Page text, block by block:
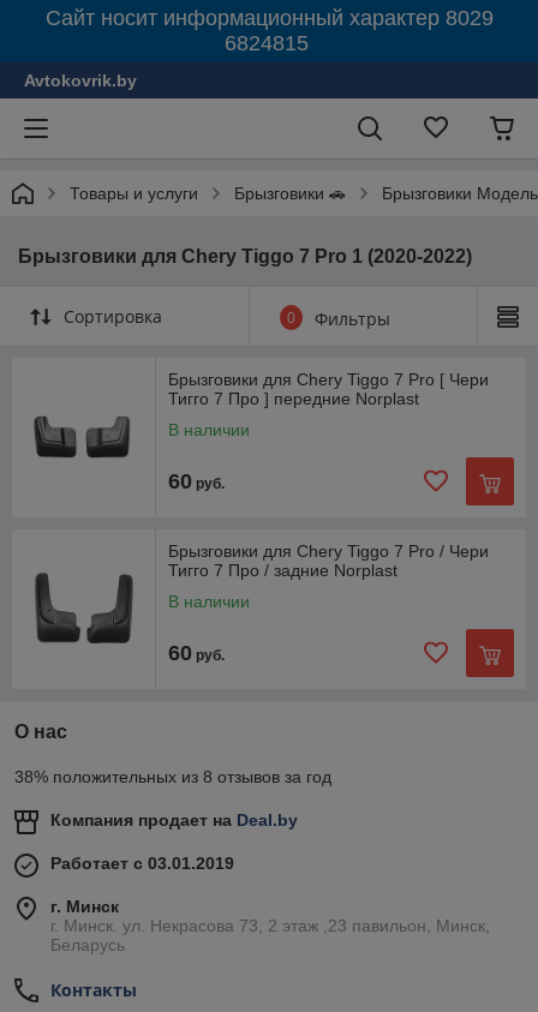
Сайт носит информационный характер 8029
6824815
Avtokovrik.by
Товары и услуги Брызговики 🚗 Брызговики
Брызговики для Chery Tiggo 7 Pro 1 (2020-2022)
Сортировка 0 Фильтры
Брызговики для Chery Tiggo 7 Pro [ Чери
Тигго 7 Про ] передние Norplast
В наличии
60 руб.
Брызговики для Chery Tiggo 7 Pro / Чери
Тигго 7 Про / задние Norplast
В наличии
60 руб.
О нас
38% положительных из 8 отзывов за год
Компания продает на Deal.by
Работает с 03.01.2019
г. Минск
г. Минск. ул. Некрасова 73, 2 этаж ,23 павильон, Минск,
Беларусь
Контакты